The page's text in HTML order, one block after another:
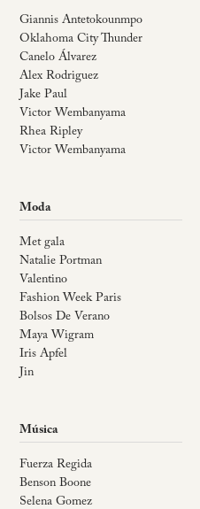
Giannis Antetokounmpo
Oklahoma City Thunder
Canelo Álvarez
Alex Rodriguez
Jake Paul
Victor Wembanyama
Rhea Ripley
Victor Wembanyama
Moda
Met gala
Natalie Portman
Valentino
Fashion Week Paris
Bolsos De Verano
Maya Wigram
Iris Apfel
Jin
Música
Fuerza Regida
Benson Boone
Selena Gomez